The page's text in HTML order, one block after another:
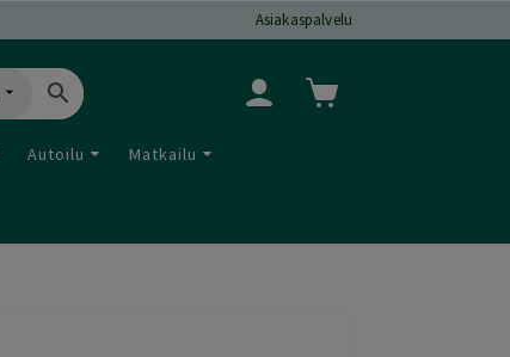
Asiakaspalvelu
Autoilu Matkailu